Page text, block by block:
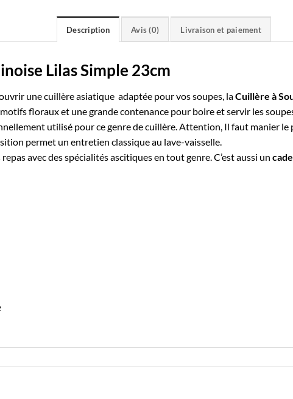
Description Avis (0) Livraison et paiement
Lilas Simple 23cm
unecuillère asiatique adaptée pour vos soupes, laCuillère à
floraux et une grande contenance pour boire et servir les
utilisé pour ce genre de cuillère. Attention, Il faut manier
permet un entretien classique au lave-vaisselle.
avec des spécialités ascitiques en tout genre. C’est aussi un